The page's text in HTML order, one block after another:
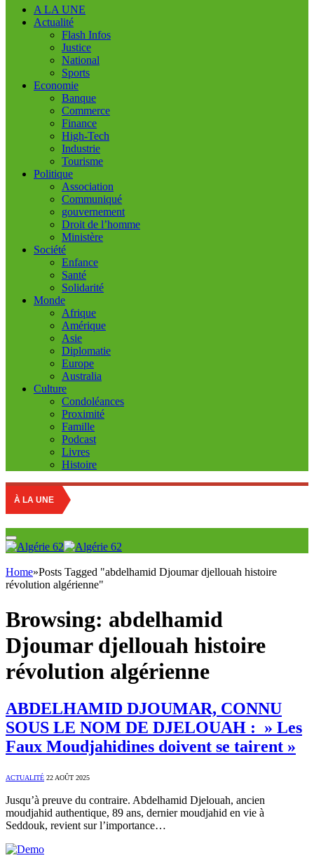
A LA UNE
Actualité
Flash Infos
Justice
National
Sports
Economie
Banque
Commerce
Finance
High-Tech
Industrie
Tourisme
Politique
Association
Communiqué
gouvernement
Droit de l’homme
Ministère
Société
Enfance
Santé
Solidarité
Monde
Afrique
Amérique
Asie
Diplomatie
Europe
Australia
Culture
Condoléances
Proximité
Famille
Podcast
Livres
Histoire
À LA UNE
Home»Posts Tagged "abdelhamid Djoumar djellouah histoire
révolution algérienne"
Browsing: abdelhamid
Djoumar djellouah histoire
révolution algérienne
ABDELHAMID DJOUMAR, CONNU
SOUS LE NOM DE DJELOUAH : » Les
Faux Moudjahidines doivent se tairent »
ACTUALITÉ 22 AOÛT 2025
Jusqu’à preuve du contraire. Abdelhamid Djelouah, ancien
moudjahid authentique, 89 ans, dernier moudjahid en vie à
Seddouk, revient sur l’importance…